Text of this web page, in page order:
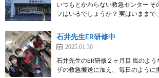
いつもとかわらない救急センター そ
フはいるでしょうか？ 実はいまま
石井先生ER研修中
2025.01.30
石井先生のER研修２ヶ月目 嵐のよ
ザの救急搬送に加え、 毎日のよう